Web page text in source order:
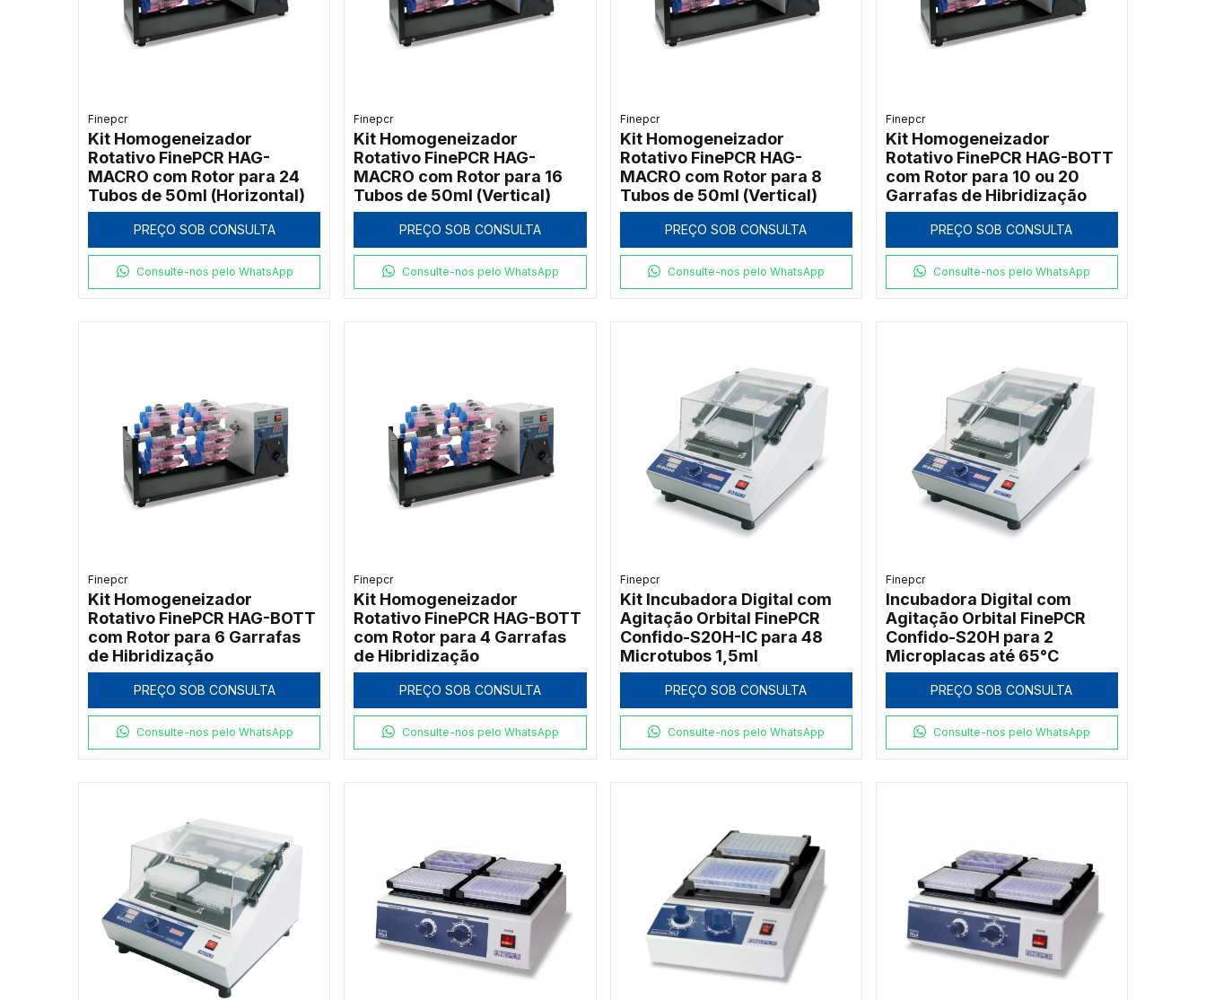
Finepcr
Kit Homogeneizador
Rotativo FinePCR HAG-
MACRO com Rotor para 24
Tubos de 50ml (Horizontal)
PREÇO SOB CONSULTA
Consulte-nos pelo WhatsApp
Finepcr
Kit Homogeneizador
Rotativo FinePCR HAG-
MACRO com Rotor para 16
Tubos de 50ml (Vertical)
PREÇO SOB CONSULTA
Consulte-nos pelo WhatsApp
Finepcr
Kit Homogeneizador
Rotativo FinePCR HAG-
MACRO com Rotor para 8
Tubos de 50ml (Vertical)
PREÇO SOB CONSULTA
Consulte-nos pelo WhatsApp
Finepcr
Kit Homogeneizador
Rotativo FinePCR HAG-BOTT
com Rotor para 10 ou 20
Garrafas de Hibridização
PREÇO SOB CONSULTA
Consulte-nos pelo WhatsApp
Finepcr
Kit Homogeneizador
Rotativo FinePCR HAG-BOTT
com Rotor para 6 Garrafas
de Hibridização
PREÇO SOB CONSULTA
Consulte-nos pelo WhatsApp
Finepcr
Kit Homogeneizador
Rotativo FinePCR HAG-BOTT
com Rotor para 4 Garrafas
de Hibridização
PREÇO SOB CONSULTA
Consulte-nos pelo WhatsApp
Finepcr
Kit Incubadora Digital com
Agitação Orbital FinePCR
Confido-S20H-IC para 48
Microtubos 1,5ml
PREÇO SOB CONSULTA
Consulte-nos pelo WhatsApp
Finepcr
Incubadora Digital com
Agitação Orbital FinePCR
Confido-S20H para 2
Microplacas até 65°C
PREÇO SOB CONSULTA
Consulte-nos pelo WhatsApp